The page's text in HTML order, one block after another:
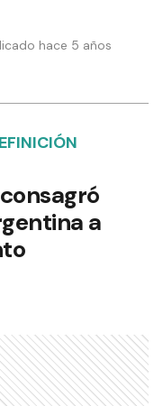
hace 5 años
a